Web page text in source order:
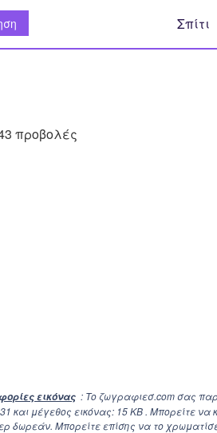
Σπίτι
προβολές
εικόνας : Το ζωγραφιεσ.com σας
και μέγεθος εικόνας: 15 KB . Μπορείτε
δωρεάν. Μπορείτε επίσης να το